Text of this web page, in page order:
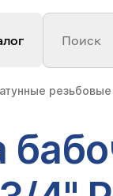
Поиск
резьбовые